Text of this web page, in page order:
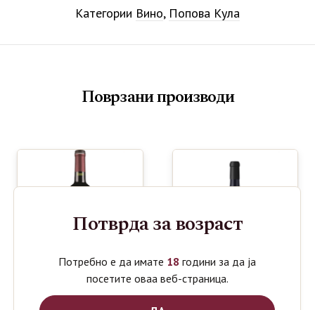
Категории Вино, Попова Кула
Поврзани производи
Потврда за возраст
Потребно е да имате 18 години за да ја
посетите оваа веб-страница.